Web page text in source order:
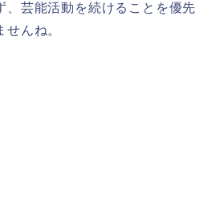
、芸能活動を続けることを優先
んね。